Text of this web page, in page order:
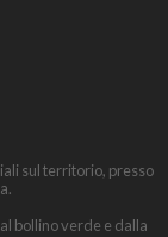
sul territorio, presso
bollino verde e dalla